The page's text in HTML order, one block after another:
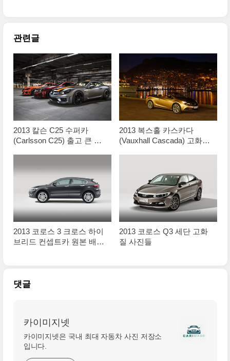
관련글
2013 칼슨 C25 수퍼카
(Carlsson C25) 출고 큰 사
2013 복스홀 카스카다
(Vauxhall Cascada) 고화질
2013 코로스 3 크로스 하이
브리드 컨셉트카 원본 배경
2013 코로스 Q3 세단 고화
질 사진들
댓글
카이미지넷
카이미지넷은 국내 최대 자동차 사진 저장소
입니다.